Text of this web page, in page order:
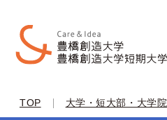
TOP | 大学・短大部・大学院